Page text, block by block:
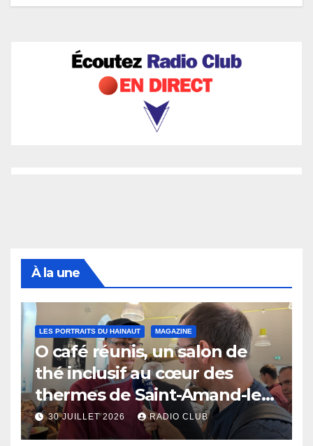
À la une
LES PORTRAITS DU HAINAUT MAGAZINE
O café réunis, un salon de
thé inclusif au cœur des
thermes de Saint-Amand-les-
Eaux
30 JUILLET 2026 RADIO CLUB